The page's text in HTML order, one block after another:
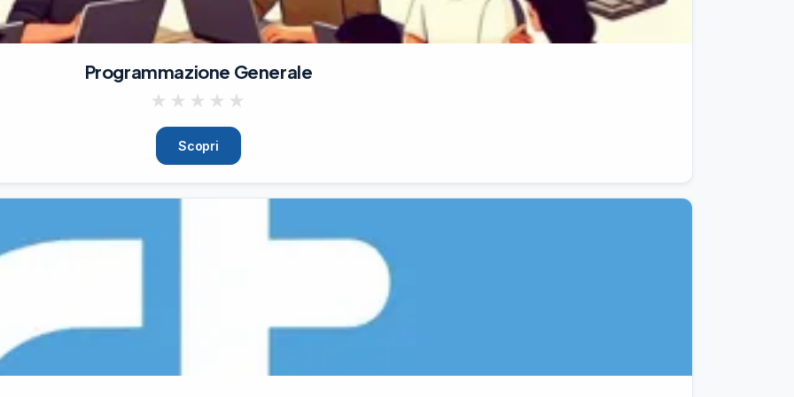
Programmazione Generale
★ ★ ★ ★ ★
Scopri